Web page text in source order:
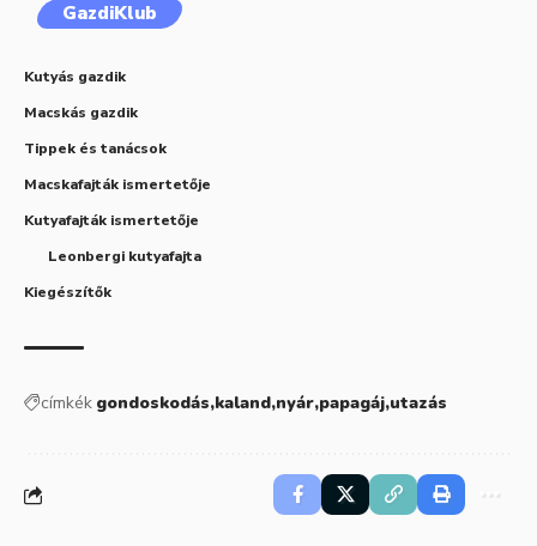
GazdiKlub
Kutyás gazdik
Macskás gazdik
Tippek és tanácsok
Macskafajták ismertetője
Kutyafajták ismertetője
Leonbergi kutyafajta
Kiegészítők
címkék gondoskodás kaland nyár papagáj utazás